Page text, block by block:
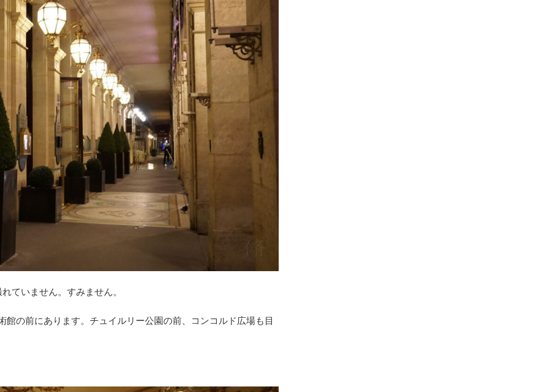
ていません。すみません。
の前にあります。チュイルリー公園の前、コンコルド広場も目